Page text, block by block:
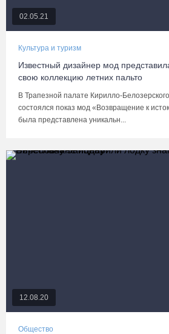
02.05.21
Культура и туризм
Известный дизайнер мод
свою коллекцию летних пальто
В Трапезной палате Кирилло-
состоялся показ мод «Возвращение к
была представлена уникальн...
12.08.20
Общество